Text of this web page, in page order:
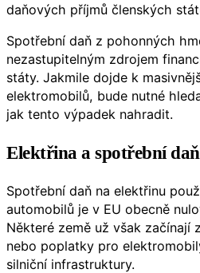
daňových příjmů členských
Spotřební daň z pohonných
nezastupitelným zdrojem
státy. Jakmile dojde k
elektromobilů, bude nutné
jak tento výpadek nahradit.
Elektřina a spotřební daň
Spotřební daň na elektřinu
automobilů je v EU obecně
Některé země už však začínají
nebo poplatky pro
silniční infrastruktury.